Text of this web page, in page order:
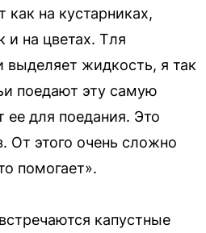
как на кустарниках,
и на цветах. Тля
выделяет жидкость, я так
поедают эту самую
ее для поедания. Это
От этого очень сложно
помогает».
капустные